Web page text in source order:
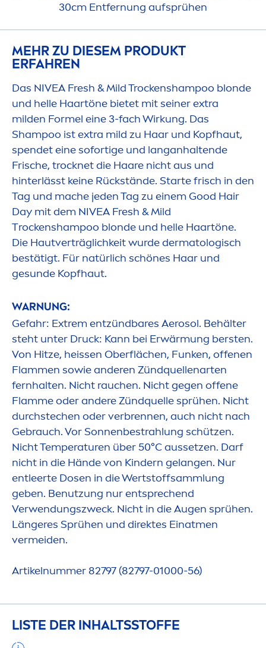
30cm Entfernung aufsprühen
MEHR ZU DIESEM PRODUKT
ERFAHREN
Das NIVEA Fresh & Mild Trockenshampoo blonde
und helle Haartöne bietet mit seiner extra
milden Formel eine 3-fach Wirkung. Das
Shampoo ist extra mild zu Haar und Kopfhaut,
spendet eine sofortige und langanhaltende
Frische, trocknet die Haare nicht aus und
hinterlässt keine Rückstände. Starte frisch in den
Tag und mache jeden Tag zu einem Good Hair
Day mit dem NIVEA Fresh & Mild
Trockenshampoo blonde und helle Haartöne.
Die Hautverträglichkeit wurde dermatologisch
bestätigt. Für natürlich schönes Haar und
gesunde Kopfhaut.
WARNUNG:
Gefahr: Extrem entzündbares Aerosol. Behälter
steht unter Druck: Kann bei Erwärmung bersten.
Von Hitze, heissen Oberflächen, Funken, offenen
Flammen sowie anderen Zündquellenarten
fernhalten. Nicht rauchen. Nicht gegen offene
Flamme oder andere Zündquelle sprühen. Nicht
durchstechen oder verbrennen, auch nicht nach
Gebrauch. Vor Sonnenbestrahlung schützen.
Nicht Temperaturen über 50°C aussetzen. Darf
nicht in die Hände von Kindern gelangen. Nur
entleerte Dosen in die Wertstoffsammlung
geben. Benutzung nur entsprechend
Verwendungszweck. Nicht in die Augen sprühen.
Längeres Sprühen und direktes Einatmen
vermeiden.
Artikelnummer 82797 (82797-01000-56)
LISTE DER INHALTSSTOFFE